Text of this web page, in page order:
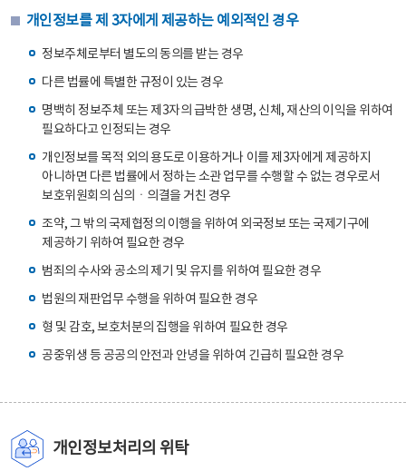
개인정보를 제 3자에게 제공하는 예외적인 경우
정보주체로부터 별도의 동의를 받는 경우
다른 법률에 특별한 규정이 있는 경우
명백히 정보주체 또는 제3자의 급박한 생명, 신체, 재산의 이익을 위하여
필요하다고 인정되는 경우
개인정보를 목적 외의 용도로 이용하거나 이를 제3자에게 제공하지
아니하면 다른 법률에서 정하는 소관 업무를 수행할 수 없는 경우로서
보호위원회의 심의ㆍ의결을 거친 경우
조약, 그 밖의 국제협정의 이행을 위하여 외국정보 또는 국제기구에
제공하기 위하여 필요한 경우
범죄의 수사와 공소의 제기 및 유지를 위하여 필요한 경우
법원의 재판업무 수행을 위하여 필요한 경우
형 및 감호, 보호처분의 집행을 위하여 필요한 경우
공중위생 등 공공의 안전과 안녕을 위하여 긴급히 필요한 경우
개인정보처리의 위탁